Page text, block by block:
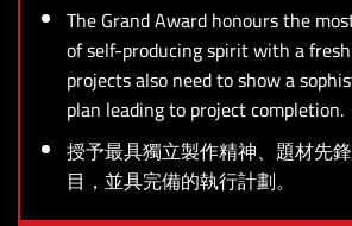
The Grand Award honours the
of self-producing spirit with a
projects also need to show a
plan leading to project completion.
授予最具獨立製作精神、題材先
目，並具完備的執行計劃。